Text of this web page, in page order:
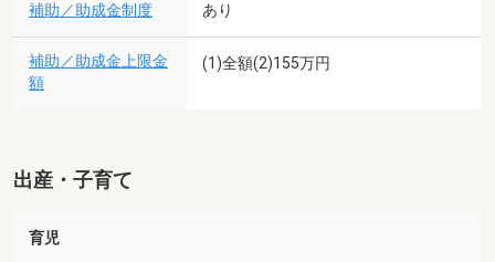
補助／助成金制度 あり
補助／助成金上限金
額
(1)全額(2)155万円
出産・子育て
育児